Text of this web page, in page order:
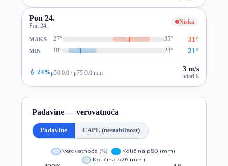
Pon 24.
Pon 24.
Niska
MAKS 27° 35° 31°
MIN 18° 24° 21°
💧 24%p50 0.0 / p75 0.0 mm 3 m/s
udari 8
Padavine — verovatnoća
Padavine CAPE (nestabilnost)